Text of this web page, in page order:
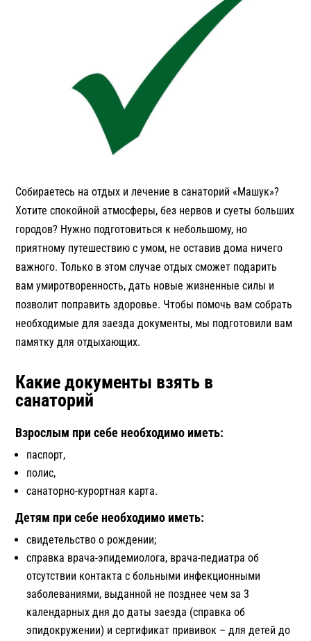
Собираетесь на отдых и лечение в санаторий «Машук»?
Хотите спокойной атмосферы, без нервов и суеты больших
городов? Нужно подготовиться к небольшому, но
приятному путешествию с умом, не оставив дома ничего
важного. Только в этом случае отдых сможет подарить
вам умиротворенность, дать новые жизненные силы и
позволит поправить здоровье. Чтобы помочь вам собрать
необходимые для заезда документы, мы подготовили вам
памятку для отдыхающих.
Какие документы взять в
санаторий
Взрослым при себе необходимо иметь:
паспорт,
полис,
санаторно-курортная карта.
Детям при себе необходимо иметь:
свидетельство о рождении;
справка врача-эпидемиолога, врача-педиатра об
отсутствии контакта с больными инфекционными
заболеваниями, выданной не позднее чем за 3
календарных дня до даты заезда (справка об
эпидокружении) и сертификат прививок – для детей до